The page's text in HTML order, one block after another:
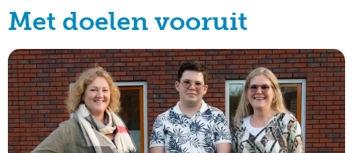
Met doelen vooruit